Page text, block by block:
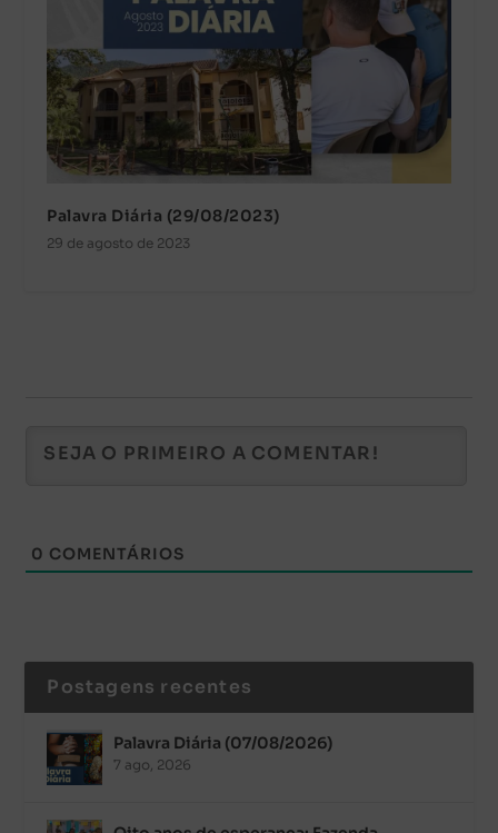
Palavra Diária (29/08/2023)
29 de agosto de 2023
0 COMENTÁRIOS
Postagens recentes
Palavra Diária (07/08/2026)
7 ago, 2026